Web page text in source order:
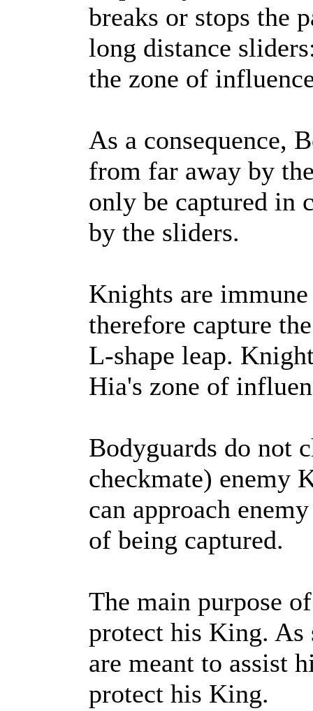
breaks or stops the
long distance
the zone of
As a consequence,
from far away by
only be captured in
by the sliders.
Knights are
therefore capture
L-shape leap.
Hia's zone of
Bodyguards do not
checkmate) enemy
can approach
of being captured.
The main purpose
protect his King. As
are meant to assist
protect his King.